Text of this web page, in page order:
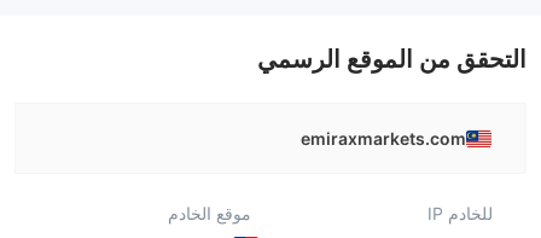
التحقق من الموقع الرسمي
emiraxmarkets.com
للخادم IP
موقع الخادم